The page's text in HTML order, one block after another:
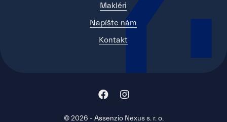
Makléri
Napíšte nám
Kontakt
© 2026 - Assenzio Nexus s. r. o.